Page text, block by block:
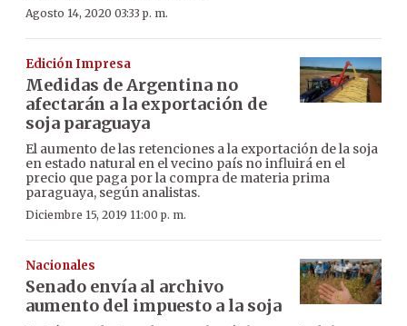
Agosto 14, 2020 03:33 p. m.
Edición Impresa
Medidas de Argentina no
afectarán a la exportación de
soja paraguaya
El aumento de las retenciones a la exportación de la soja
en estado natural en el vecino país no influirá en el
precio que paga por la compra de materia prima
paraguaya, según analistas.
Diciembre 15, 2019 11:00 p. m.
Nacionales
Senado envía al archivo
aumento del impuesto a la soja